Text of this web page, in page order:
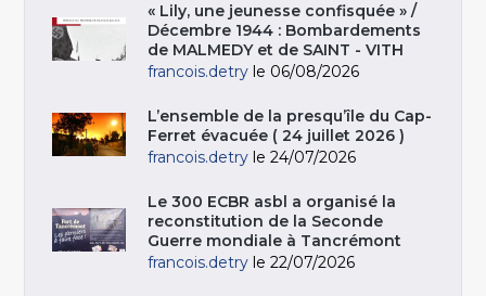
« Lily, une jeunesse confisquée » /
Décembre 1944 : Bombardements
de MALMEDY et de SAINT - VITH
francois.detry le 06/08/2026
L’ensemble de la presqu’île du Cap-
Ferret évacuée ( 24 juillet 2026 )
francois.detry le 24/07/2026
Le 300 ECBR asbl a organisé la
reconstitution de la Seconde
Guerre mondiale à Tancrémont
francois.detry le 22/07/2026